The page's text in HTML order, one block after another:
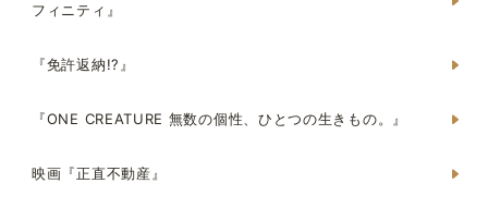
フィニティ』
『免許返納!?』
『ONE CREATURE 無数の個性、ひとつの生きもの。』
映画『正直不動産』